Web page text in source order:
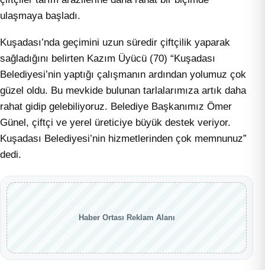
ulaşmaya başladı.
Kuşadası’nda geçimini uzun süredir çiftçilik yaparak
sağladığını belirten Kazım Üyücü (70) “Kuşadası
Belediyesi’nin yaptığı çalışmanın ardından yolumuz çok
güzel oldu. Bu mevkide bulunan tarlalarımıza artık daha
rahat gidip gelebiliyoruz. Belediye Başkanımız Ömer
Günel, çiftçi ve yerel üreticiye büyük destek veriyor.
Kuşadası Belediyesi’nin hizmetlerinden çok memnunuz”
dedi.
Haber Ortası Reklam Alanı